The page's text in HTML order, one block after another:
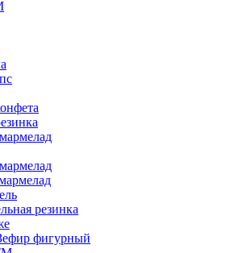
резинка
фигурный